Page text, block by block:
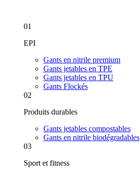
01
EPI
Gants en nitrile premium
Gants jetables en TPE
Gants jetables en TPU
Gants Flockés
02
Produits durables
Gants jetables compostables
Gants en nitrile biodégradables
03
Sport et fitness